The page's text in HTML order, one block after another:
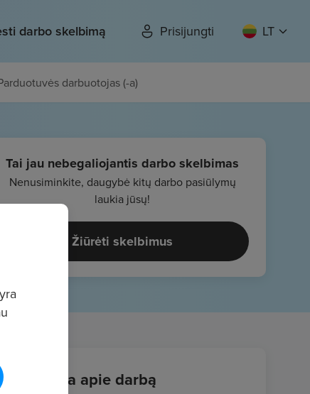
darbo skelbimą Prisijungti LT
darbuotojas (-a)
Tai jau nebegaliojantis darbo skelbimas
Nenusiminkite, daugybė kitų darbo pasiūlymų
laukia jūsų!
Žiūrėti skelbimus
Informacija apie darbą